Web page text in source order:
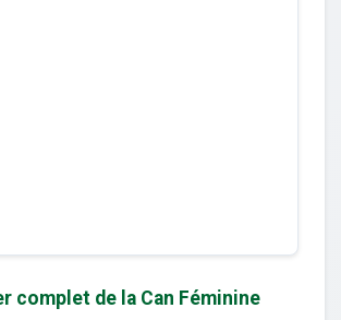
complet de la Can Féminine